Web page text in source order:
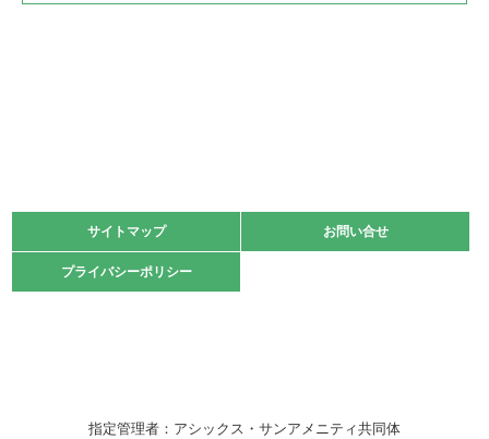
2022.05.22
緑ケ丘体育館
2021.10.23
卓球選手権大会ラージボールの部開催☆
サイトマップ お問い合せ
プライバシーポリシー
サイトマップ お問い合せ
プライバシーポリシー
指定管理者：アシックス・サンアメニティ共同体